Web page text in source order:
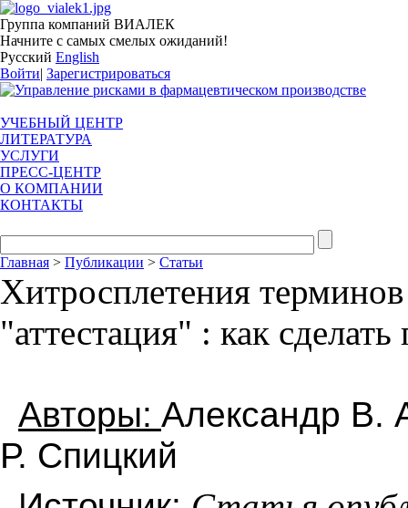
Группа компаний ВИАЛЕК
Начните с самых смелых ожиданий!
Русский English
Войти| Зарегистрироваться
УЧЕБНЫЙ ЦЕНТР
ЛИТЕРАТУРА
УСЛУГИ
ПРЕСС-ЦЕНТР
О КОМПАНИИ
КОНТАКТЫ
Главная > Публикации > Статьи
Хитросплетения
"аттестация" : как
Авторы: Александр В.
Р. Спицкий